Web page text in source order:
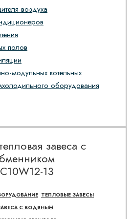
воздуха
полов
модульных котельных
оборудования
завеса с
13
ТЕПЛОВЫЕ ЗАВЕСЫ
С ВОДЯНЫМ